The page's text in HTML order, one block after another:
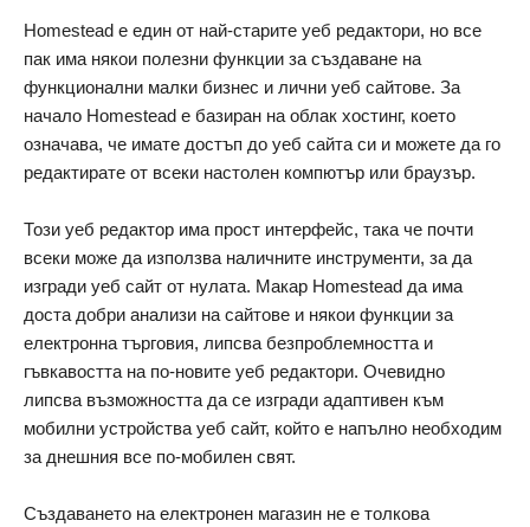
Homestead е един от най-старите уеб редактори, но все
пак има някои полезни функции за създаване на
функционални малки бизнес и лични уеб сайтове. За
начало Homestead е базиран на облак хостинг, което
означава, че имате достъп до уеб сайта си и можете да го
редактирате от всеки настолен компютър или браузър.
Този уеб редактор има прост интерфейс, така че почти
всеки може да използва наличните инструменти, за да
изгради уеб сайт от нулата. Макар Homestead да има
доста добри анализи на сайтове и някои функции за
електронна търговия, липсва безпроблемността и
гъвкавостта на по-новите уеб редактори. Очевидно
липсва възможността да се изгради адаптивен към
мобилни устройства уеб сайт, който е напълно необходим
за днешния все по-мобилен свят.
Създаването на електронен магазин не е толкова